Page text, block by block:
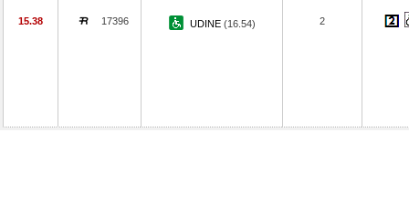
15.38 17396 UDINE (16.54) 2